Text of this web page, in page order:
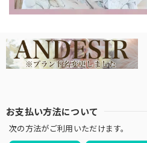
お支払い方法について
次の方法がご利用いただけます。